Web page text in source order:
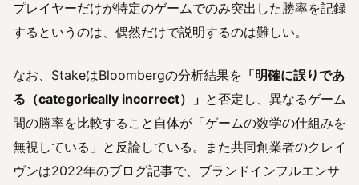
プレイヤーだけが特定のゲームでのみ突出した勝率を記録
するというのは、偶然だけで説明するのは難しい。
なお、StakeはBloombergの分析結果を 「明確に誤りであ
る（categorically incorrect）」 と否定し、異なるゲーム
間の勝率を比較すること自体が「ゲームの数学の仕組みを
無視している」と反論している。また共同創業者のクレイ
ヴンは2022年のブログ記事で、ブランドインフルエンサ